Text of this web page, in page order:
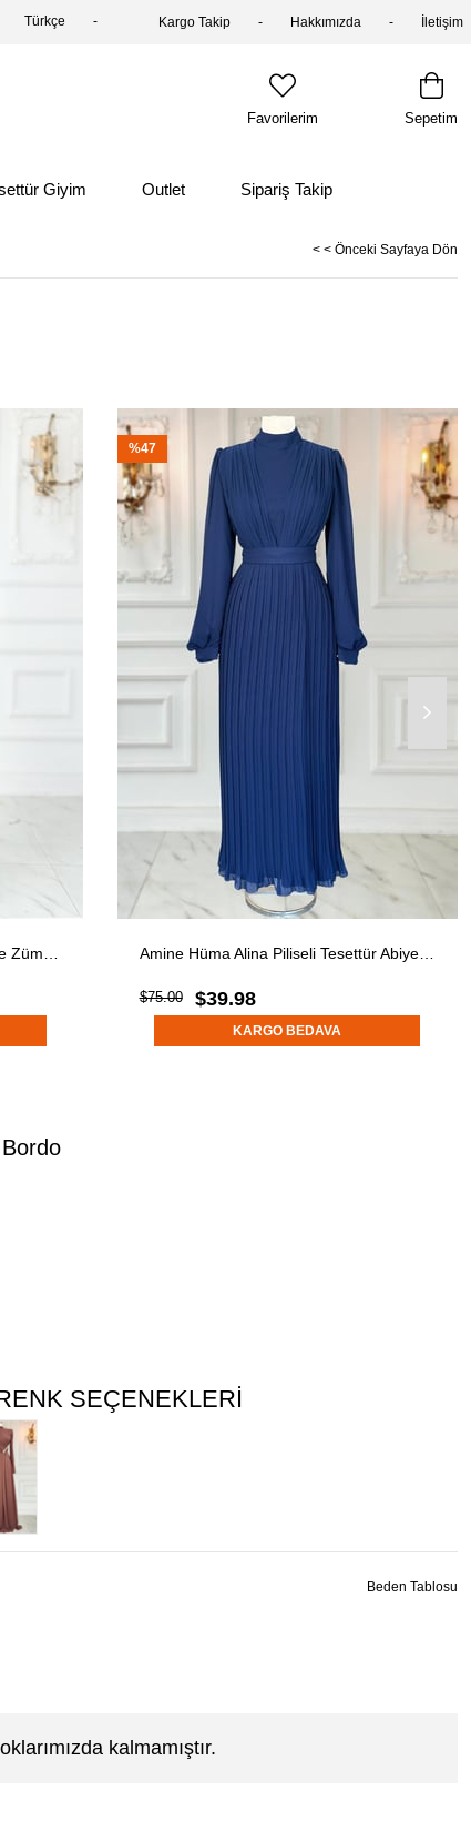
Kargo Takip Hakkımızda İletişim
Türkçe
Sepetim
Favorilerim
Giyim Outlet Sipariş Takip
< < Önceki Sayfaya Dön
Amine Hüma Ceren Tesettür Abiye Zümrüt Amine Hüma Alina Piliseli Tesettür Abiye Lacivert
$39.98
$75.00
KARGO BEDAVA
%47
SEÇENEKLERI
Beden Tablosu
kalmamıştır.